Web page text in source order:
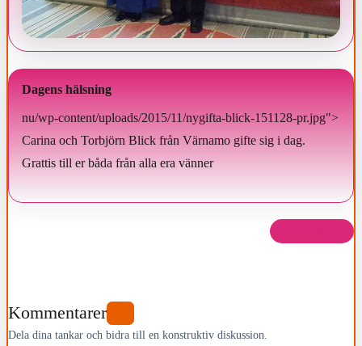
Dagens hälsning
nu/wp-content/uploads/2015/11/nygifta-blick-151128-pr.jpg">
Carina och Torbjörn Blick från Värnamo gifte sig i dag.
Grattis till er båda från alla era vänner
Kommentarer
Dela dina tankar och bidra till en konstruktiv diskussion.